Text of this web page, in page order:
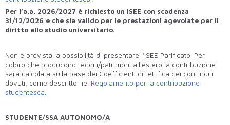
Per l’a.a. 2026/2027 è richiesto un ISEE con scadenza
31/12/2026 e che sia valido per le prestazioni agevolate per il
diritto allo studio universitario.
Non è prevista la possibilità di presentare l’ISEE Parificato. Per
coloro che producono redditi/patrimoni all’estero la contribuzione
sarà calcolata sulla base dei Coefficienti di rettifica dei contributi
dovuti, come descritto nel Regolamento per la contribuzione
studentesca
STUDENTE/SSA AUTONOMO/A